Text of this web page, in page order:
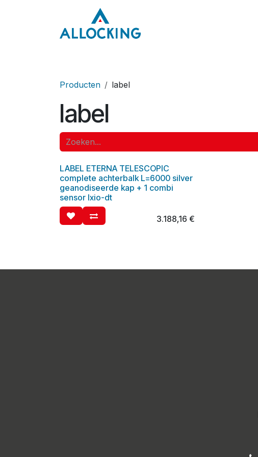
Producten label
label
LABEL ETERNA TELESCOPIC
complete achterbalk L=6000 silver
geanodiseerde kap + 1 combi
sensor Ixio-dt
3.188,16 €